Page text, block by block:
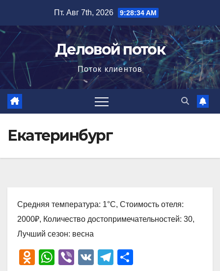
содержимому
Пт. Авг 7th, 2026 9:28:35 AM
Деловой поток
Поток клиентов
Екатеринбург
Средняя температура: 1°C, Стоимость отеля:
2000₽, Количество достопримечательностей: 30,
Лучший сезон: весна
O
W
Vi
V
T